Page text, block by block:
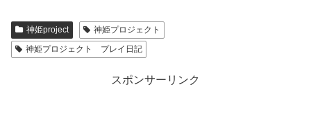
神姫project
神姫プロジェクト
神姫プロジェクト プレイ日記
スポンサーリンク